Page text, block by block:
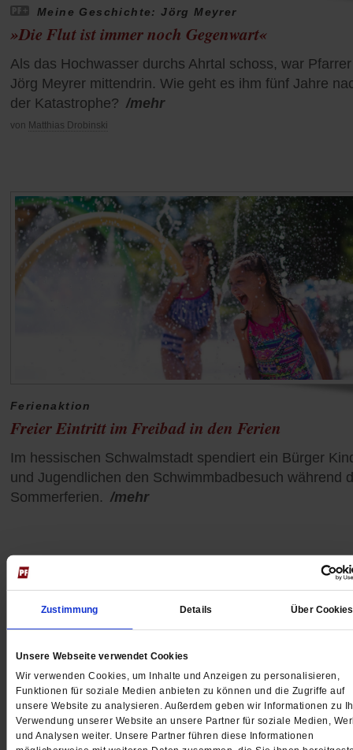
Zustimmung Details Über Cookies
Unsere Webseite verwendet Cookies
Wir verwenden Cookies, um Inhalte und Anzeigen zu personalisieren,
Funktionen für soziale Medien anbieten zu können und die Zugriffe auf
unsere Website zu analysieren. Außerdem geben wir Informationen zu
Verwendung unserer Website an unsere Partner für soziale Medien,
und Analysen weiter. Unsere Partner führen diese Informationen
Meine Geschichte: Jörg Meyrer
»Die Flut ist immer noch Gegenwart«
Als das Hochwasser durchs Ahrtal schoss, war Pfarrer
Jörg Meyrer mittendrin. Wie geht es ihm fünf Jahre
der Katastrophe? /mehr
von Matthias Drobinski
Ferienaktion
Freier Eintritt im Freibad in den Ferien
Im hessischen Schwalmstadt spendiert ein Bürger
und Jugendlichen den Schwimmbadbesuch während
Sommerferien. /mehr